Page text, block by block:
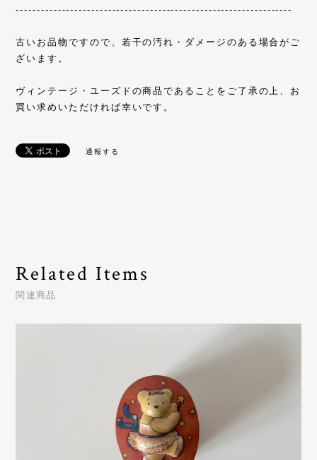
------------------------------------------------------------------
古いお品物ですので、若干の汚れ・ダメージのある場合がご
ざいます。
ヴィンテージ・ユーズドの商品であることをご了承の上、お
買い求めいただければ幸いです。
通報する
Related Items
関連商品